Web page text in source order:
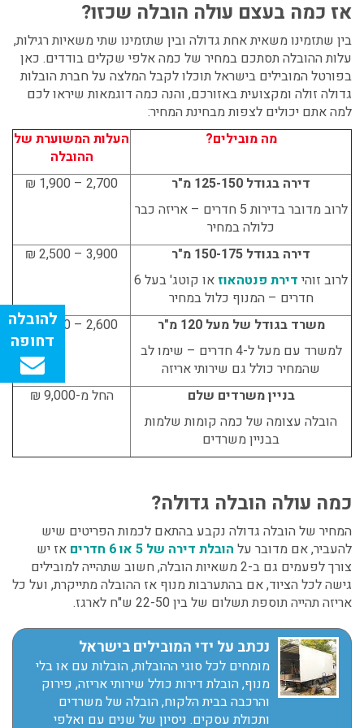
אז כמה בעצם עולה הובלה שכזו?
בין שתזמינו משאית אחת גדולה ובין שתזמינו שתי משאיות רגילות,
עלות ההובלה תסתכם במחיר של כמה אלפי שקלים בודדים. כאן
בפורטל המובילים בישראל תוכלו לקבל המלצה על חברת הובלות
גדולה זולה ומקצועית באזורכם, והנה כמה דוגמאות שיראו לכם
למה אתם יכולים לצפות מבחינת המחיר:
מה מובילים?
העלות המשוערת של
ההובלה
דירה בגודל 125-150 מ"ר
לרוב מדובר בדירות 5 חדרים – אריזה כבר
כלולה במחיר
2,700 – 1,900 ₪
דירה בגודל 150-175 מ"ר
לרוב זוהי דירת פנטהאוז
או קוטג' בעל 6
חדרים – המנוף כלול במחיר
3,900 – 2,500 ₪
משרד בגודל של מעל 120 מ"ר
למשרד עם מעל ל-4 חדרים – שימו לב
שהמחיר כולל גם שירותי אריזה
2,600 – 1,800 ₪
בניין משרדים שלם
הובלה עצומה של כמה קומות שלמות
בבניין משרדים
החל מ-9,000 ₪
כמה עולה הובלה גדולה?
המחיר של הובלה גדולה נקבע בהתאם לכמות הפריטים שיש
להעביר, אם מדובר על הובלת דירה של 5 או 6 חדרים
אז יש
צורך לפעמים גם ב-2 משאיות הובלה, חשוב שתהייה למובילים
גישה לכל הציוד, אם בהתערבות מנוף אז ההובלה מתייקרת, ועל כל
אריזה תהייה תוספת תשלום של בין 22-50 ש"ח לארגז.
נכתב על ידי המובילים בישראל
מומחים לכל סוגי ההובלות, הובלות עם או בלי
מנוף, הובלת דירות כולל שירותי אריזה, פירוק
והרכבה בבית הלקוח, הובלה של משרדים
ותכולת עסקים. ניסיון של שנים עם ואלפי